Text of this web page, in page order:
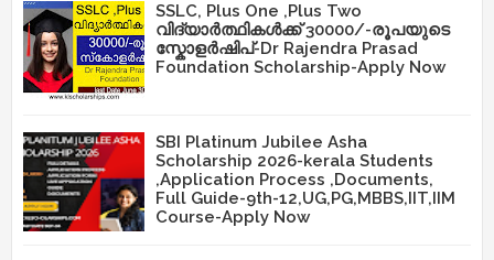
SSLC, Plus One ,Plus Two
വിദ്യാർത്ഥികൾക്ക് 30000/-രൂപയുടെ
സ്കോളർഷിപ്-Dr Rajendra Prasad
Foundation Scholarship-Apply Now
SBI Platinum Jubilee Asha
Scholarship 2026-kerala Students
,Application Process ,Documents,
Full Guide-9th-12,UG,PG,MBBS,IIT,IIM
Course-Apply Now